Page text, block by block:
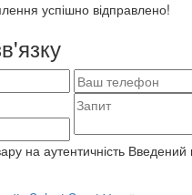
успішно відправлено!
на аутентичність Введений